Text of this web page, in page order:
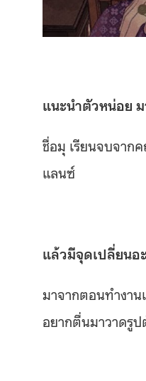
แนะนำตัวหน่อย
ชื่อมุ เรียนจบจาก
แลนซ์
แล้วมีจุดเปลี่ยนอ
มาจากตอนทำงาน
อยากตื่นมาวาดรู